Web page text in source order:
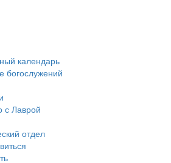
календарь
богослужений
с Лаврой
отдел